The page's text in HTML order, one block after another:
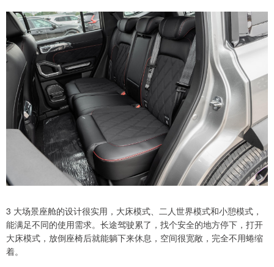
3 大场景座舱的设计很实用，大床模式、二人世界模式和小憩模式，
能满足不同的使用需求。长途驾驶累了，找个安全的地方停下，打开
大床模式，放倒座椅后就能躺下来休息，空间很宽敞，完全不用蜷缩
着。